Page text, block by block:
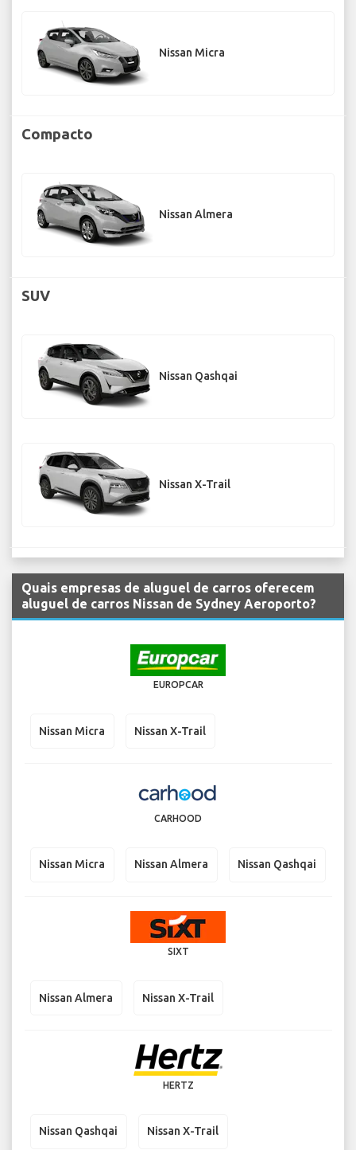
Nissan Micra
Compacto
Nissan Almera
SUV
Nissan Qashqai
Nissan X-Trail
Quais empresas de aluguel de carros oferecem
aluguel de carros Nissan de Sydney Aeroporto?
EUROPCAR
Nissan Micra Nissan X-Trail
CARHOOD
Nissan Micra Nissan Almera Nissan Qashqai
SIXT
Nissan Almera Nissan X-Trail
HERTZ
Nissan Qashqai Nissan X-Trail